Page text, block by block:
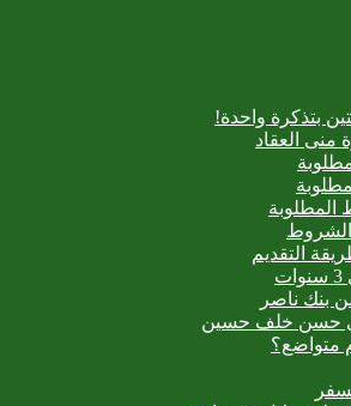
بتذكرة واحدة!
منى العقاد
المطلوبة
الشروط
بنك ناصر
حسن خلف حسين
متواضع؟